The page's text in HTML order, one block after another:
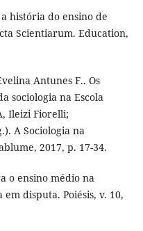
história do ensino de
Scientiarum. Education,
Antunes F.. Os
sociologia na Escola
Ileizi Fiorelli;
A Sociologia na
2017, p. 17-34.
o ensino médio na
disputa. Poiésis, v. 10,